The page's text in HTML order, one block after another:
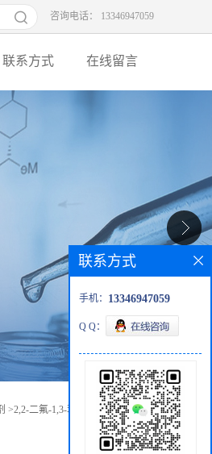
咨询电话： 13346947059
联系方式 在线留言
>2,2-二氟-1,3-苯并二噁茂-5-羧酸
联系方式
手机： 13346947059
Q Q：